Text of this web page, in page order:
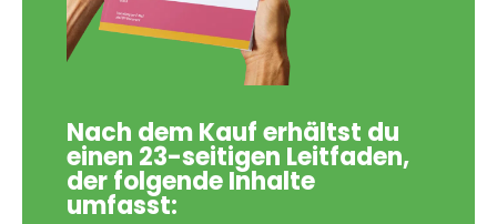
Nach dem Kauf erhältst du
einen 23-seitigen Leitfaden,
der folgende Inhalte
umfasst: